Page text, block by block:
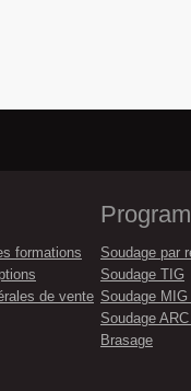
formations
de vente
Soudage par
Soudage TIG
Soudage
Soudage
Brasage